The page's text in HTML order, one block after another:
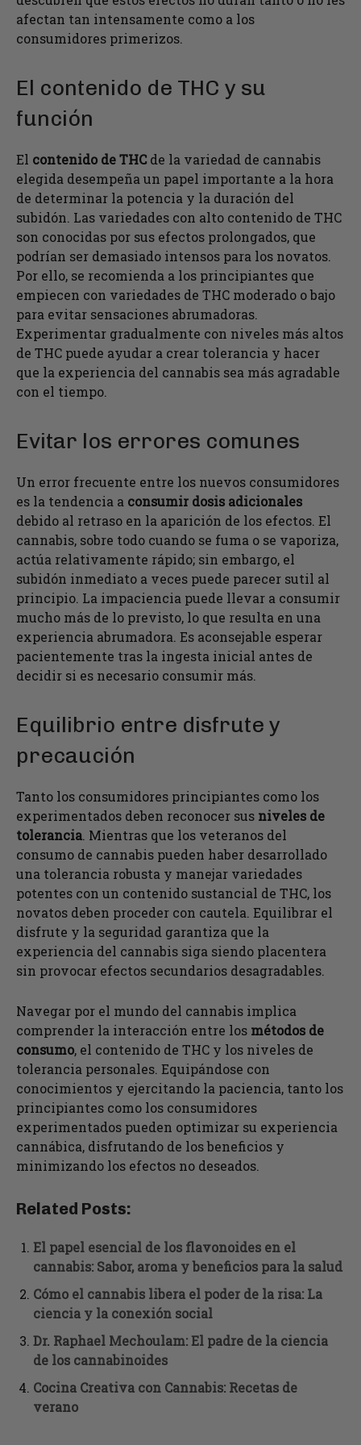
afectan tan intensamente como a los
consumidores primerizos.
El contenido de THC y su
función
El contenido de THC de la variedad de cannabis
elegida desempeña un papel importante a la hora
de determinar la potencia y la duración del
subidón. Las variedades con alto contenido de THC
son conocidas por sus efectos prolongados, que
podrían ser demasiado intensos para los novatos.
Por ello, se recomienda a los principiantes que
empiecen con variedades de THC moderado o bajo
para evitar sensaciones abrumadoras.
Experimentar gradualmente con niveles más altos
de THC puede ayudar a crear tolerancia y hacer
que la experiencia del cannabis sea más agradable
con el tiempo.
Evitar los errores comunes
Un error frecuente entre los nuevos consumidores
es la tendencia a consumir dosis adicionales
debido al retraso en la aparición de los efectos. El
cannabis, sobre todo cuando se fuma o se vaporiza,
actúa relativamente rápido; sin embargo, el
subidón inmediato a veces puede parecer sutil al
principio. La impaciencia puede llevar a consumir
mucho más de lo previsto, lo que resulta en una
experiencia abrumadora. Es aconsejable esperar
pacientemente tras la ingesta inicial antes de
decidir si es necesario consumir más.
Equilibrio entre disfrute y
precaución
Tanto los consumidores principiantes como los
experimentados deben reconocer sus niveles de
tolerancia. Mientras que los veteranos del
consumo de cannabis pueden haber desarrollado
una tolerancia robusta y manejar variedades
potentes con un contenido sustancial de THC, los
novatos deben proceder con cautela. Equilibrar el
disfrute y la seguridad garantiza que la
experiencia del cannabis siga siendo placentera
sin provocar efectos secundarios desagradables.
Navegar por el mundo del cannabis implica
comprender la interacción entre los métodos de
consumo, el contenido de THC y los niveles de
tolerancia personales. Equipándose con
conocimientos y ejercitando la paciencia, tanto los
principiantes como los consumidores
experimentados pueden optimizar su experiencia
cannábica, disfrutando de los beneficios y
minimizando los efectos no deseados.
Related Posts:
El papel esencial de los flavonoides en el
cannabis: Sabor, aroma y beneficios para la salud
Cómo el cannabis libera el poder de la risa: La
ciencia y la conexión social
Dr. Raphael Mechoulam: El padre de la ciencia
de los cannabinoides
Cocina Creativa con Cannabis: Recetas de
verano